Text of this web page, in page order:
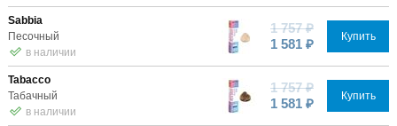
Sabbia
Песочный
в наличии
1 757 ₽
1 581 ₽
Купить
Tabacco
Табачный
в наличии
1 757 ₽
1 581 ₽
Купить